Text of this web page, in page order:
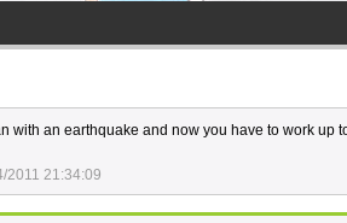
with an earthquake and now you have to work up
2011 21:34:09